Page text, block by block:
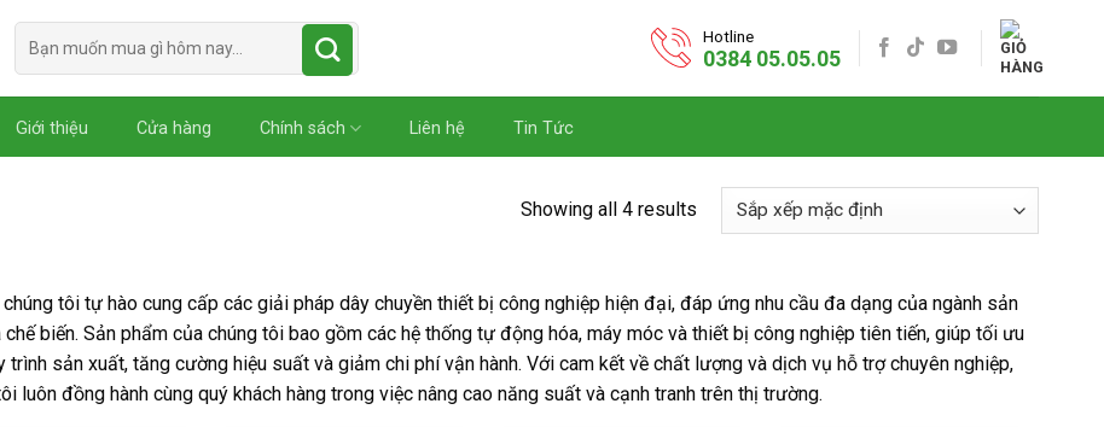
kiếm:
Hotline
0384 05.05.05
Giới thiệu Cửa hàng Chính sách Liên hệ Tin Tức
Showing all 4 results
tôi tự hào cung cấp các giải pháp dây chuyền thiết bị công nghiệp hiện đại, đáp ứng nhu cầu đa dạng của ngành sản
chế biến. Sản phẩm của chúng tôi bao gồm các hệ thống tự động hóa, máy móc và thiết bị công nghiệp tiên tiến, giúp tối ưu
trình sản xuất, tăng cường hiệu suất và giảm chi phí vận hành. Với cam kết về chất lượng và dịch vụ hỗ trợ chuyên nghiệp,
luôn đồng hành cùng quý khách hàng trong việc nâng cao năng suất và cạnh tranh trên thị trường.